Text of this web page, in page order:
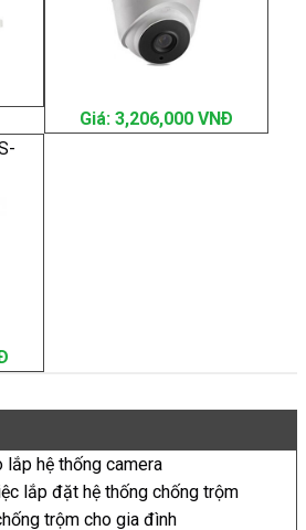
Giá: 3,206,000 VNÐ
lắp hệ thống camera
lắp đặt hệ thống chống trộm
trộm cho gia đình